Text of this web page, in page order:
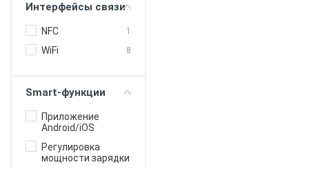
Интерфейсы связи
NFC 1
WiFi 8
Smart-функции
Приложение
Android/iOS
Регулировка
мощности зарядки